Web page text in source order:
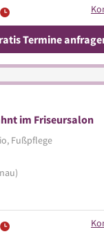
Termine
im Friseursalon
Fußpflege